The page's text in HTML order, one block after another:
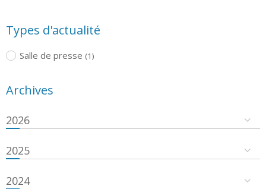
Types d'actualité
Salle de presse (1)
Archives
2026
2025
2024